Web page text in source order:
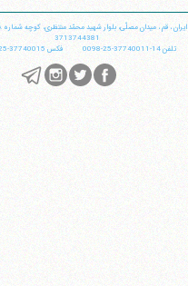
ایران،قم،میدان مصلّی، بلوار شهید محمّد منتظری، كوچه شماره ٨
3713744381
تلفن14-37740011-25-0098 فکس 37740015-25-0098